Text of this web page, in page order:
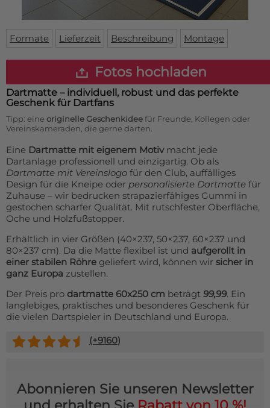
Fußmatte
Bodenmatte
Custom skateboard deck
Über uns
Login
WhatsApp
Formate Lieferzeit Beschreibung Montage
Fotos hochladen
Dartmatte – individuell, robust und das perfekte
Geschenk für Dartfans
Tipp: eine originelle Geschenkideefür Freunde, Kollegen oder
Vereinskameraden, die gerne darten.
Eine Dartmatte mit eigenem Motivmacht jede
Dartanlage professionell und einzigartig. Ob als
Dartmatte mit Vereinslogo für den Club, auffälliges
Design für die Kneipe oder personalisierte Dartmatte für
Zuhause – wir bedrucken strapazierfähiges Gummi in
gestochen scharfer Qualität. Mit rutschfester Oberfläche,
Oche und Holzfußstopper.
Erhältlich in vier Größen (40×237, 50×237, 60×237 und
80×237 cm). Da die Matte flexibel ist und aufgerollt in
einer stabilen Röhre geliefert wird, können wir sicher in
ganz Europa zustellen.
Der Preis pro dartmatte 60x250 cm beträgt 99,99. Ein
langlebiges, praktisches und besonderes Geschenk für
die vielen Dartspieler in Deutschland und Europa.
(+9160)
Abonnieren Sie unseren Newsletter